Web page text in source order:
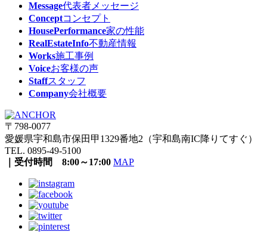
Message代表者メッセージ
Conceptコンセプト
HousePerformance家の性能
RealEstateInfo不動産情報
Works施工事例
Voiceお客様の声
Staffスタッフ
Company会社概要
〒798-0077
愛媛県宇和島市保田甲1329番地2（宇和島南IC降りてすぐ）
TEL. 0895-49-5100
｜受付時間 8:00～17:00 MAP